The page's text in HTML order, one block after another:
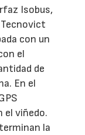
Isobus,
con un
el
de
En el
el viñedo.
la